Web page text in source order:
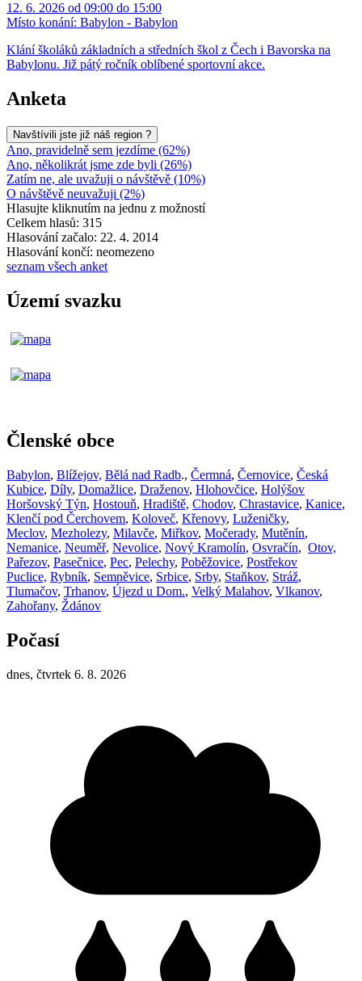
12. 6. 2026 od 09:00 do 15:00
Místo konání: Babylon - Babylon
Klání školáků základních a středních škol z Čech i Bavorska na
Babylonu. Již pátý ročník oblíbené sportovní akce.
Anketa
Navštívili jste již náš region ?
Ano, pravidelně sem jezdíme (62%)
Ano, několikrát jsme zde byli (26%)
Zatím ne, ale uvažuji o návštěvě (10%)
O návštěvě neuvažuji (2%)
Hlasujte kliknutím na jednu z možností
Celkem hlasů: 315
Hlasování začalo: 22. 4. 2014
Hlasování končí: neomezeno
seznam všech anket
Území svazku
Členské obce
Babylon, Blížejov, Bělá nad Radb., Čermná, Černovice, Česká
Kubice, Díly, Domažlice, Draženov, Hlohovčice, Holýšov
Horšovský Týn, Hostouň, Hradiště, Chodov, Chrastavice, Kanice,
Klenčí pod Čerchovem, Koloveč, Křenovy, Luženičky,
Meclov, Mezholezy, Milavče, Miřkov, Močerady, Mutěnín,
Nemanice, Neuměř, Nevolice, Nový Kramolín, Osvračín, Otov,
Pařezov, Pasečnice, Pec, Pelechy, Poběžovice, Postřekov
Puclice, Rybník, Semněvice, Srbice, Srby, Staňkov, Stráž,
Tlumačov, Trhanov, Újezd u Dom., Velký Malahov, Vlkanov,
Zahořany, Ždánov
Počasí
dnes, čtvrtek 6. 8. 2026